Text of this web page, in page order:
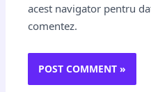
acest navigator pentru
comentez.